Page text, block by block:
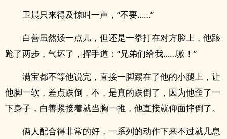
卫晨只来得及惊叫一声，“不要……”
白善虽然矮一点儿，但还是一拳打在对方脸上，他踉
跄了两步，气坏了，挥手道：“兄弟们给我……嗷！”
满宝都不等他说完，直接一脚踢在了他的小腿上，让
他脚一软，差点跌倒，不，是真的跌倒了，因为他歪了一
下身子，白善紧接着就当胸一推，他直接就仰面摔倒了。
俩人配合得非常的好，一系列的动作下来不过就几息